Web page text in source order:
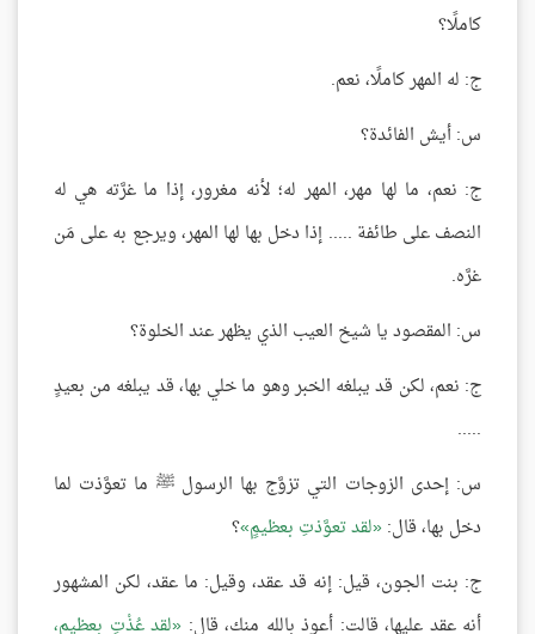
كاملًا؟
ج: له المهر كاملًا، نعم.
س: أيش الفائدة؟
ج: نعم، ما لها مهر، المهر له؛ لأنه مغرور، إذا ما غرَّته هي له
النصف على طائفة ..... إذا دخل بها لها المهر، ويرجع به على مَن
غرَّه.
س: المقصود يا شيخ العيب الذي يظهر عند الخلوة؟
ج: نعم، لكن قد يبلغه الخبر وهو ما خلي بها، قد يبلغه من بعيدٍ
.....
س: إحدى الزوجات التي تزوَّج بها الرسول ﷺ ما تعوَّذت لما
دخل بها، قال: لقد تعوَّذتِ بعظيمٍ ؟
ج: بنت الجون، قيل: إنه قد عقد، وقيل: ما عقد، لكن المشهور
أنه عقد عليها، قالت: أعوذ بالله منك، قال: لقد عُذْتِ بعظيم،